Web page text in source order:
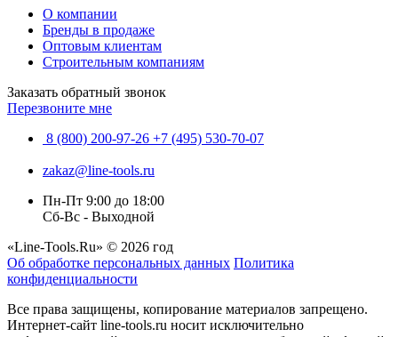
О компании
Бренды в продаже
Оптовым клиентам
Строительным компаниям
Заказать обратный звонок
Перезвоните мне
8 (800) 200-97-26 +7 (495) 530-70-07
zakaz@line-tools.ru
Пн-Пт 9:00 до 18:00
Сб-Вс - Выходной
«Line-Tools.Ru» © 2026 год
Об обработке персональных данных Политика
конфиденциальности
Все права защищены, копирование материалов запрещено.
Интернет-сайт line-tools.ru носит исключительно